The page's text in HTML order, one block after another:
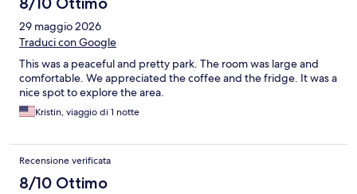
29 maggio 2026
Traduci con Google
This was a peaceful and pretty park. The room was large and
comfortable. We appreciated the coffee and the fridge. It was a
nice spot to explore the area.
Kristin, viaggio di 1 notte
Recensione verificata
8/10 Ottimo